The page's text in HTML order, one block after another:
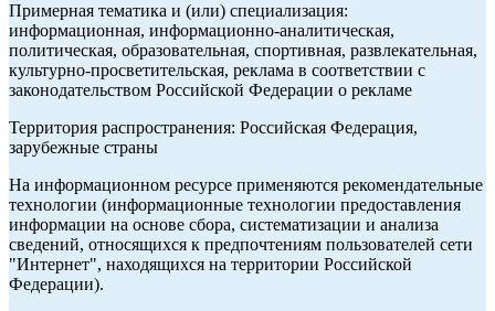
Примерная тематика и (или) специализация:
информационная, информационно-аналитическая,
политическая, образовательная, спортивная, развлекательная,
культурно-просветительская, реклама в соответствии с
законодательством Российской Федерации о рекламе
Территория распространения: Российская Федерация,
зарубежные страны
На информационном ресурсе применяются рекомендательные
технологии (информационные технологии предоставления
информации на основе сбора, систематизации и анализа
сведений, относящихся к предпочтениям пользователей сети
"Интернет", находящихся на территории Российской
Федерации).